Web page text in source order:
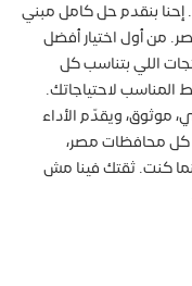
بنقدم حل كامل مبني
من أول اختيار أفضل
اللي بتناسب كل
المناسب لاحتياجاتك.
موثوق، ويقدّم الأداء
كل محافظات مصر،
كنت. ثقتك فينا مش